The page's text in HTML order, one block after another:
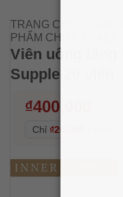
TRANG CHỦ
PHẨM CHỨC NĂNG
Viên uống tăng
Supple 20 viên
₫400,000
Chỉ ₫20,000